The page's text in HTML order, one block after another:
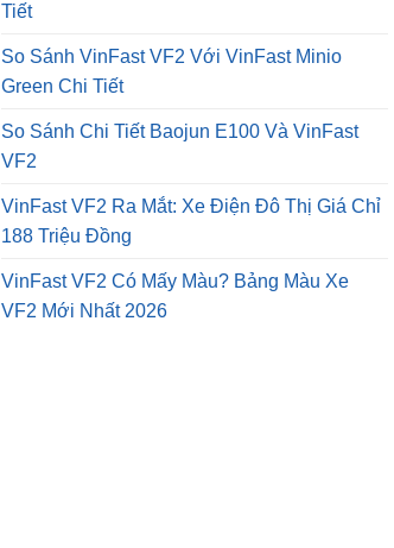
Tiết
So Sánh VinFast VF2 Với VinFast Minio
Green Chi Tiết
So Sánh Chi Tiết Baojun E100 Và VinFast
VF2
VinFast VF2 Ra Mắt: Xe Điện Đô Thị Giá Chỉ
188 Triệu Đồng
VinFast VF2 Có Mấy Màu? Bảng Màu Xe
VF2 Mới Nhất 2026